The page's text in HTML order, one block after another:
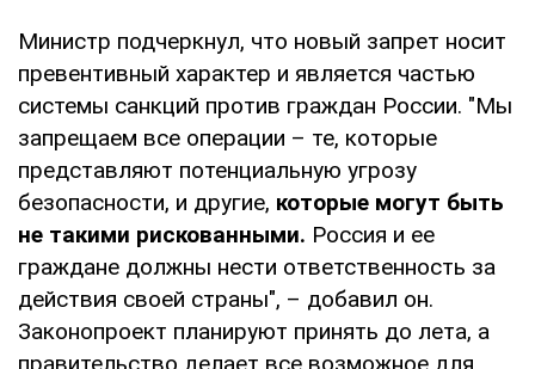
Министр подчеркнул, что новый запрет носит
превентивный характер и является частью
системы санкций против граждан России. "Мы
запрещаем все операции – те, которые
представляют потенциальную угрозу
безопасности, и другие, которые могут быть
не такими рискованными. Россия и ее
граждане должны нести ответственность за
действия своей страны", – добавил он.
Законопроект планируют принять до лета, а
правительство делает все возможное для